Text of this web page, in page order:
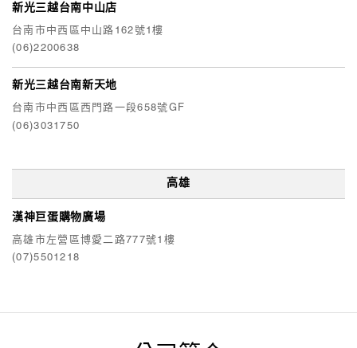
新光三越台南中山店
台南市中西區中山路162號1樓
(06)2200638
新光三越台南新天地
台南市中西區西門路一段658號GF
(06)3031750
高雄
漢神巨蛋購物廣場
高雄市左營區博愛二路777號1樓
(07)5501218